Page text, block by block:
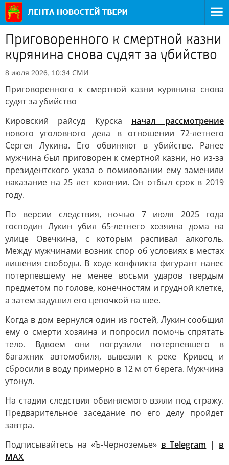
Приговоренного к смертной казни
курянина снова судят за убийство
8 июля 2026, 10:34 СМИ
Приговоренного к смертной казни курянина снова
судят за убийство
Кировский райсуд Курска начал рассмотрение
нового уголовного дела в отношении 72-летнего
Сергея Лукина. Его обвиняют в убийстве. Ранее
мужчина был приговорен к смертной казни, но из-за
президентского указа о помиловании ему заменили
наказание на 25 лет колонии. Он отбыл срок в 2019
году.
По версии следствия, ночью 7 июля 2025 года
господин Лукин убил 65-летнего хозяина дома на
улице Овечкина, с которым распивал алкоголь.
Между мужчинами возник спор об условиях в местах
лишения свободы. В ходе конфликта фигурант нанес
потерпевшему не менее восьми ударов твердым
предметом по голове, конечностям и грудной клетке,
а затем задушил его цепочкой на шее.
Когда в дом вернулся один из гостей, Лукин сообщил
ему о смерти хозяина и попросил помочь спрятать
тело. Вдвоем они погрузили потерпевшего в
багажник автомобиля, вывезли к реке Кривец и
сбросили в воду примерно в 12 м от берега. Мужчина
утонул.
На стадии следствия обвиняемого взяли под стражу.
Предварительное заседание по его делу пройдет
завтра.
Подписывайтесь на «Ъ-Черноземье» в Telegram | в
MAX